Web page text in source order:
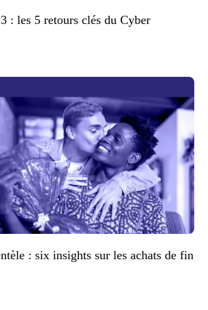
: les 5 retours clés du Cyber
: six insights sur les achats de fin